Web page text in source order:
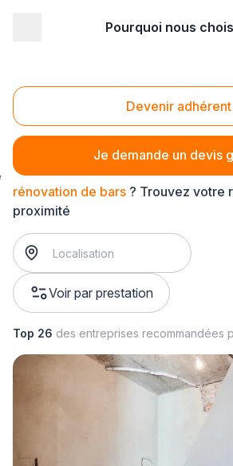
Pourquoi nous
Devenir adhérent
Je demande un devis
Rénovation de bars
rénovation de bars ? Trouvez votre
proximité
Voir par prestation
Top 26 des entreprises recommandées